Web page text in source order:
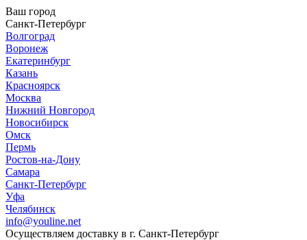
Ваш город
Санкт-Петербург
Волгоград
Воронеж
Екатеринбург
Казань
Красноярск
Москва
Нижний Новгород
Новосибирск
Омск
Пермь
Ростов-на-Дону
Самара
Санкт-Петербург
Уфа
Челябинск
info@youline.net
Осуществляем доставку в г. Санкт-Петербург